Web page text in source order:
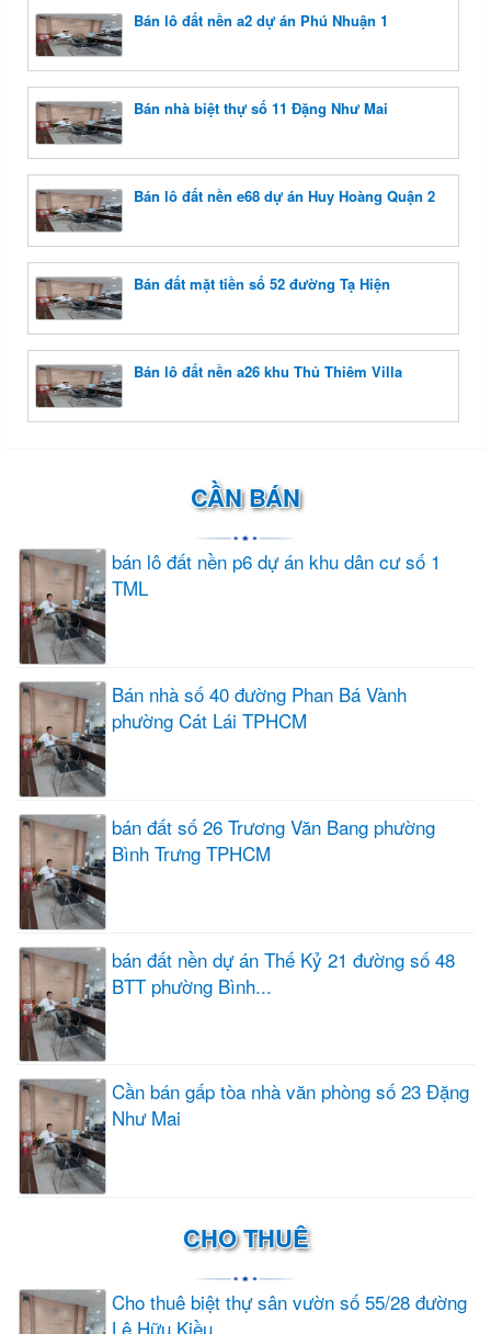
Bán lô đất nền a2 dự án Phú Nhuận 1
Bán nhà biệt thự số 11 Đặng Như Mai
Bán lô đất nền e68 dự án Huy Hoàng Quận 2
Bán đất mặt tiền số 52 đường Tạ Hiện
Bán lô đất nền a26 khu Thủ Thiêm Villa
CẦN BÁN
bán lô đất nền p6 dự án khu dân cư số 1
TML
Bán nhà số 40 đường Phan Bá Vành
phường Cát Lái TPHCM
bán đất số 26 Trương Văn Bang phường
Bình Trưng TPHCM
bán đất nền dự án Thế Kỷ 21 đường số 48
BTT phường Bình...
Cần bán gấp tòa nhà văn phòng số 23 Đặng
Như Mai
CHO THUÊ
Cho thuê biệt thự sân vườn số 55/28 đường
Lê Hữu Kiều